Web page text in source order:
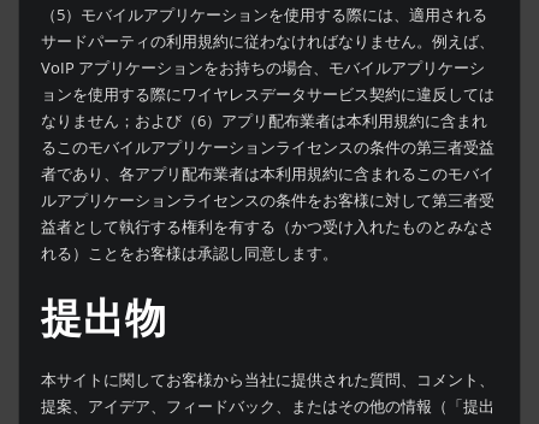
（5）モバイルアプリケーションを使用する際には、適用される
サードパーティの利用規約に従わなければなりません。例えば、
VoIP アプリケーションをお持ちの場合、モバイルアプリケーシ
ョンを使用する際にワイヤレスデータサービス契約に違反しては
なりません；および（6）アプリ配布業者は本利用規約に含まれ
るこのモバイルアプリケーションライセンスの条件の第三者受益
者であり、各アプリ配布業者は本利用規約に含まれるこのモバイ
ルアプリケーションライセンスの条件をお客様に対して第三者受
益者として執行する権利を有する（かつ受け入れたものとみなさ
れる）ことをお客様は承認し同意します。
提出物
本サイトに関してお客様から当社に提供された質問、コメント、
提案、アイデア、フィードバック、またはその他の情報（「提出